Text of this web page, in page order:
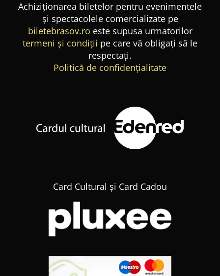
Achiziționarea biletelor pentru evenimentele
și spectacolele comercializate pe
biletebrasov.ro este supusa urmatorilor
termeni și condiții pe care vă obligați să le
respectați.
Politică de confidențialitate
Card Cultural și Card Cadou